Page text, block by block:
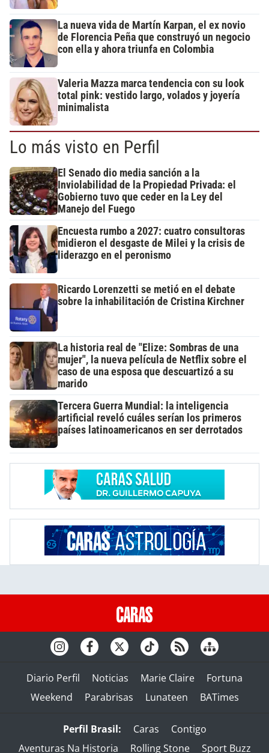
La nueva vida de Martín Karpan, el ex novio
de Florencia Peña que construyó un negocio
con ella y ahora triunfa en Colombia
Valeria Mazza marca tendencia con su look
total pink: vestido largo, volados y joyería
minimalista
Lo más visto en Perfil
El Senado dio media sanción a la
Inviolabilidad de la Propiedad Privada: el
Gobierno tuvo que ceder en la Ley del
Manejo del Fuego
Encuesta rumbo a 2027: cuatro consultoras
midieron el desgaste de Milei y la crisis de
liderazgo en el peronismo
Ricardo Lorenzetti se metió en el debate
sobre la inhabilitación de Cristina Kirchner
La historia real de "Elize: Sombras de una
mujer", la nueva película de Netflix sobre el
caso de una esposa que descuartizó a su
marido
Tercera Guerra Mundial: la inteligencia
artificial reveló cuáles serían los primeros
países latinoamericanos en ser derrotados
Diario Perfil Noticias Marie Claire
Fortuna
Weekend
Parabrisas Lunateen BATimes
Perfil Brasil: Caras
Contigo
Aventuras Na Historia
Rolling Stone Sport Buzz